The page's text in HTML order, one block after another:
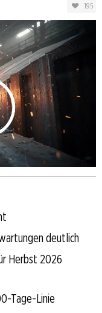
195
deutlich
Herbst 2026
Tage-Linie